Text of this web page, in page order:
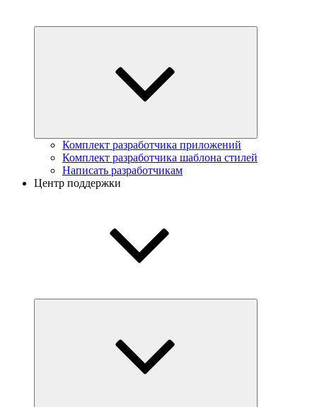
Комплект разработчика приложений
Комплект разработчика шаблона стилей
Написать разработчикам
Центр поддержки